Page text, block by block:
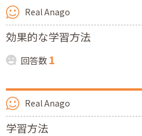
Real Anago
効果的な学習方法
回答数1
Real Anago
学習方法